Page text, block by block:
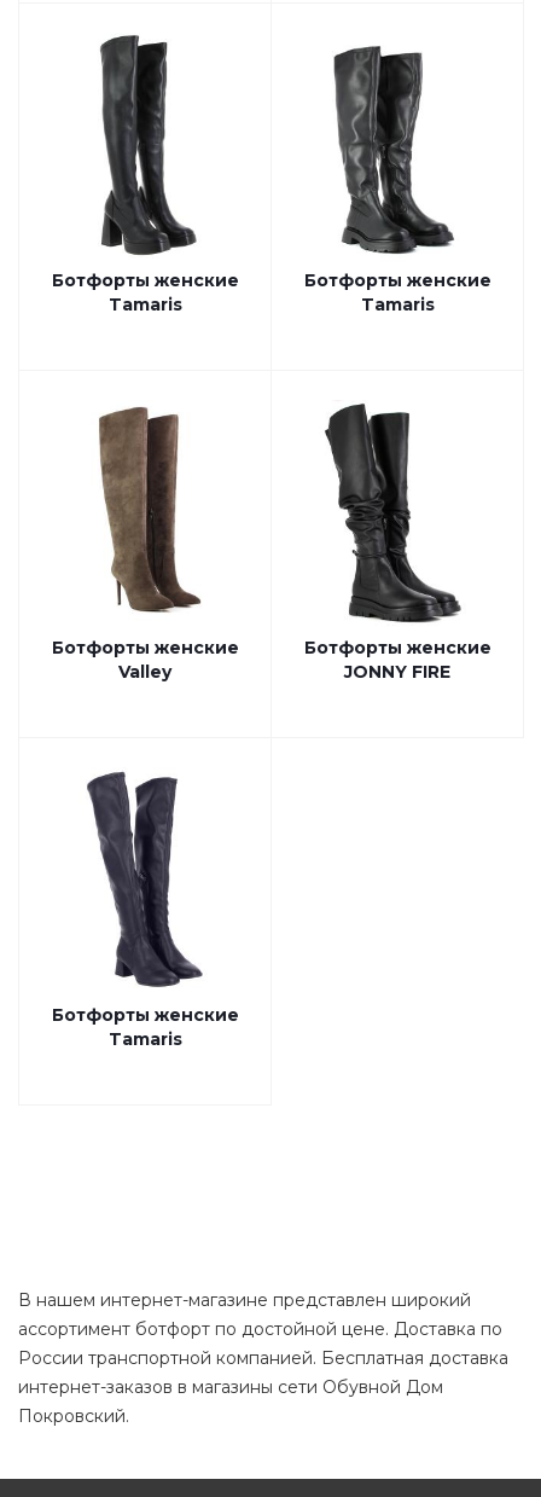
Ботфорты женские
Tamaris
Ботфорты женские
Tamaris
Ботфорты женские
Valley
Ботфорты женские
JONNY FIRE
Ботфорты женские
Tamaris
В нашем интернет-магазине представлен широкий
ассортимент ботфорт по достойной цене. Доставка по
России транспортной компанией. Бесплатная доставка
интернет-заказов в магазины сети Обувной Дом
Покровский.